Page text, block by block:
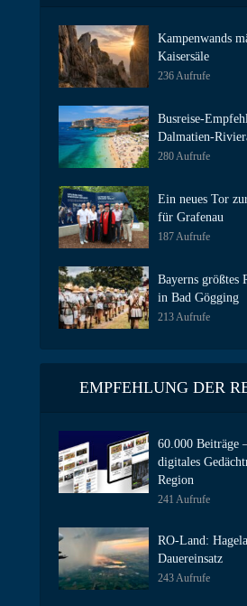
Kampenwands
Kaisersäle
236 Aufrufe
Busreise-
Dalmatien-
280 Aufrufe
Ein neues Tor
für Grafenau
187 Aufrufe
Bayerns größtes
in Bad Gögging
213 Aufrufe
EMPFEHLUNG DER
60.000 Beiträge
digitales
Region
241 Aufrufe
RO-Land:
Dauereinsatz
243 Aufrufe